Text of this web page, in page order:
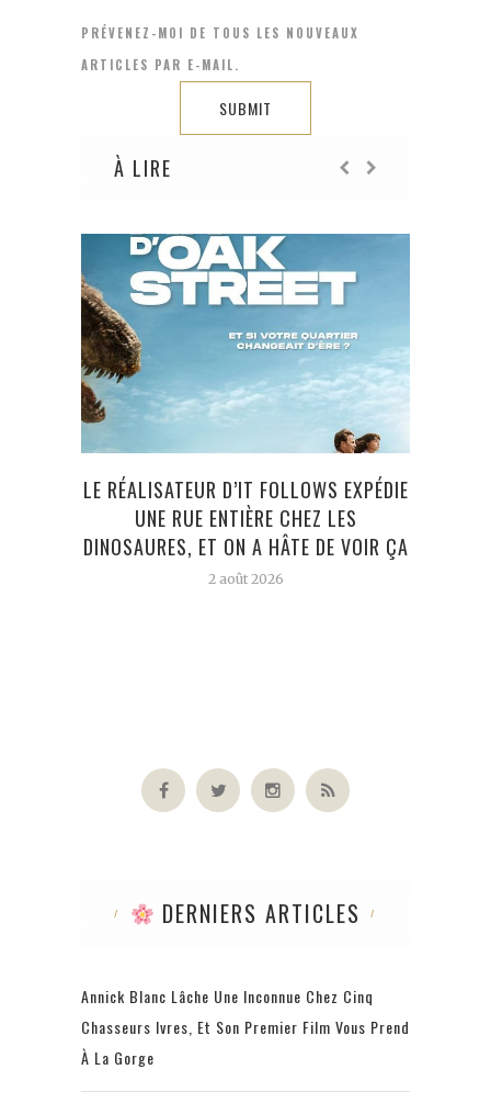
PRÉVENEZ-MOI DE TOUS LES NOUVEAUX
ARTICLES PAR E-MAIL.
À LIRE
LE RÉALISATEUR D’IT FOLLOWS EXPÉDIE
UNE RUE ENTIÈRE CHEZ LES
DINOSAURES, ET ON A HÂTE DE VOIR ÇA
2 août 2026
DERNIERS ARTICLES
Annick Blanc Lâche Une Inconnue Chez Cinq
Chasseurs Ivres, Et Son Premier Film Vous Prend
À La Gorge